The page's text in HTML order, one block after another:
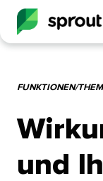
FUNKTIONEN/
und